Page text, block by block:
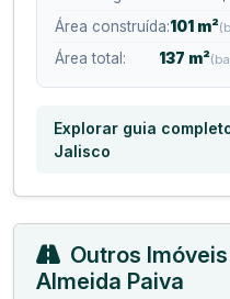
Área construída:101 m²
Área total: 137 m²
Explorar guia
Jalisco
Outros
Almeida Paiva